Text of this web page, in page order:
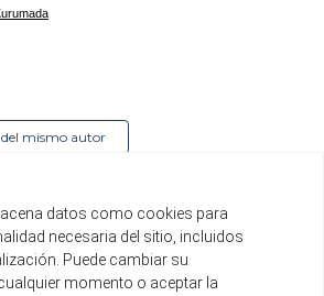
mismo autor
de aproximadamente 400
sobrecubierta
a color
datos como cookies para
necesaria del sitio, incluidos
Puede cambiar su
momento o aceptar la